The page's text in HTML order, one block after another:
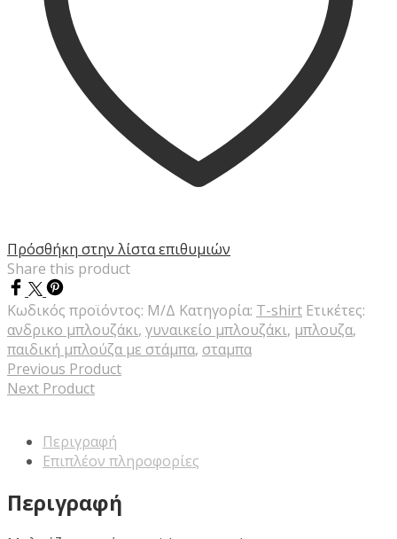
Πρόσθήκη στην λίστα επιθυμιών
Share this product
Κωδικός προϊόντος: Μ/Δ Κατηγορία: T-shirt Ετικέτες:
ανδρικο μπλουζάκι, γυναικείο μπλουζάκι, μπλουζα,
παιδική μπλούζα με στάμπα, σταμπα
Previous Product
Next Product
Περιγραφή
Επιπλέον πληροφορίες
Περιγραφή